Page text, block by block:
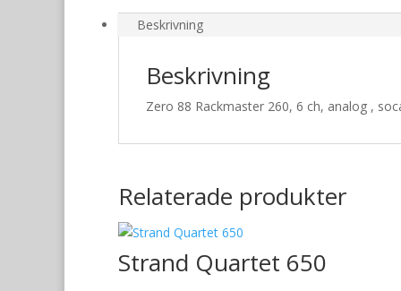
Beskrivning
Beskrivning
Zero 88 Rackmaster 260, 6 ch, analog ,
Relaterade produkter
Strand Quartet 650